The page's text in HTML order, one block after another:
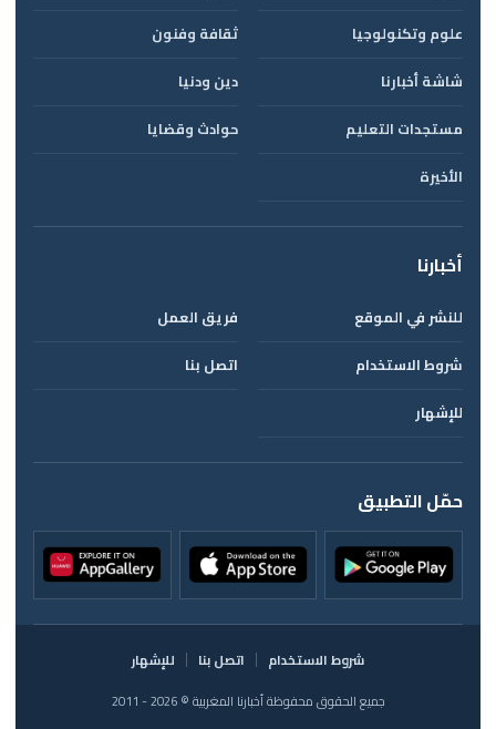
علوم وتكنولوجيا
ثقافة وفنون
شاشة أخبارنا
دين ودنيا
مستجدات التعليم
حوادث وقضايا
الأخيرة
أخبارنا
للنشر في الموقع
فريق العمل
شروط الاستخدام
اتصل بنا
للإشهار
حمّل التطبيق
شروط الاستخدام اتصل بنا
للإشهار
جميع الحقوق محفوظة أخبارنا المغربية © 2026 - 2011